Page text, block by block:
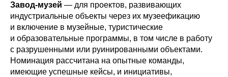
Завод-музей — для проектов, развивающих
индустриальные объекты через их музеефикацию
и включение в музейные, туристические
и образовательные программы, в том числе в работу
с разрушенными или руинированными объектами.
Номинация рассчитана на опытные команды,
имеющие успешные кейсы, и инициативы,